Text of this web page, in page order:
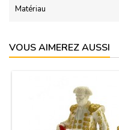
Matériau
VOUS AIMEREZ AUSSI